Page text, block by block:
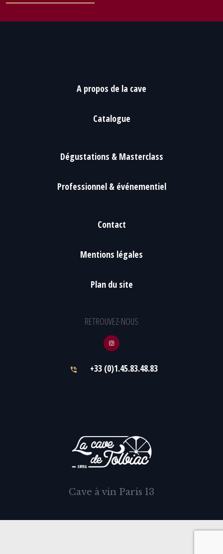
A propos de la cave
Catalogue
Dégustations & Masterclass
Professionnel & événementiel
Contact
Mentions légales
Plan du site
RETROUVEZ-NOUS
+33 (0)1.45.83.48.83
Cave à vin Paris 13